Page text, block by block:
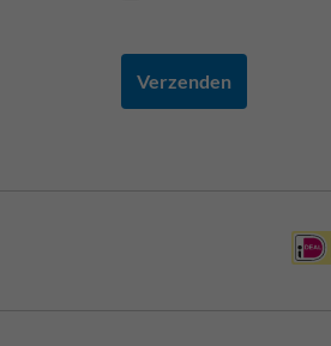
Verzenden